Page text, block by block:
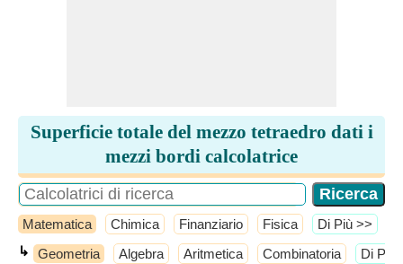
Superficie totale del mezzo tetraedro dati i
mezzi bordi calcolatrice
Matematica Chimica Finanziario Fisica ​Di Più >>
↳ Geometria Algebra Aritmetica Combinatoria ​Di Più